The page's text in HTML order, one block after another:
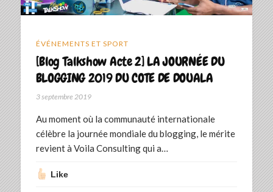
ÉVÉNEMENTS ET SPORT
[Blog Talkshow Acte 2] LA JOURNÉE DU
BLOGGING 2019 DU COTE DE DOUALA
3 septembre 2019
Au moment où la communauté internationale
célèbre la journée mondiale du blogging, le mérite
revient à Voila Consulting qui a…
Like